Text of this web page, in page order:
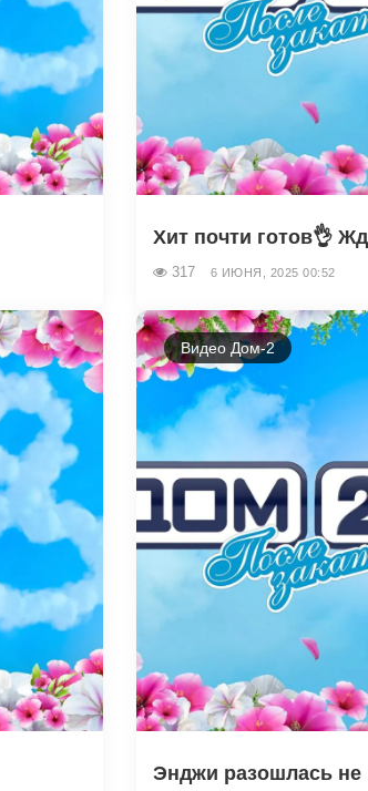
Хит почти готов👌
317 6 ИЮНЯ, 2025 00:52
Видео Дом-2
Энджи разошлась не